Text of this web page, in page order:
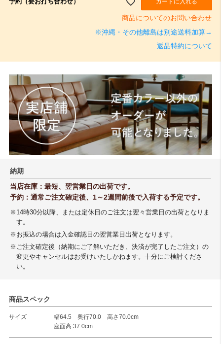
カートに入れる
商品についてのお問い合わせ
※沖縄・その他離島は別途送料加算→
返品特約について
納期
当店在庫：最短、翌営業日の出荷です。
予約：通常ご注文確定後、1～2週間前後で入荷する予定です。
※14時30分以降、または定休日のご注文は翌々営業日の出荷となりま
す。
※お振込の場合は入金確認日の翌営業日出荷となります。
※ご注文確定後（納期にご了解いただき、決済が完了したご注文）の
変更やキャンセルはお受けいたしかねます。十分にご検討くださ
い。
商品スペック
サイズ
幅64.5 奥行70.0 高さ70.0cm
座面高:37.0cm